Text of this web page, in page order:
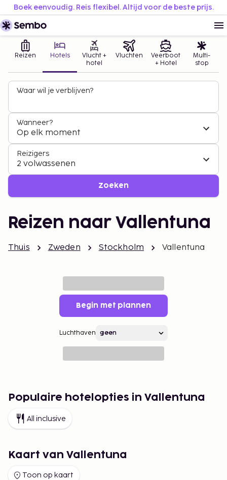
Boek eenvoudig. Reis flexibel. Altijd voor de beste prijs.
Reizen Hotels
Vlucht +
hotel
Vluchten
Veerboot
+ Hotel
Multi-
stop
Waar wil je verblijven?
Wanneer?
Op elk moment
Reizigers
2 volwassenen
Zoeken
Reizen naar Vallentuna
Thuis Zweden Stockholm Vallentuna
Begin met plannen
Luchthaven
Populaire hotelopties in Vallentuna
All inclusive
Kaart van Vallentuna
Toon op kaart